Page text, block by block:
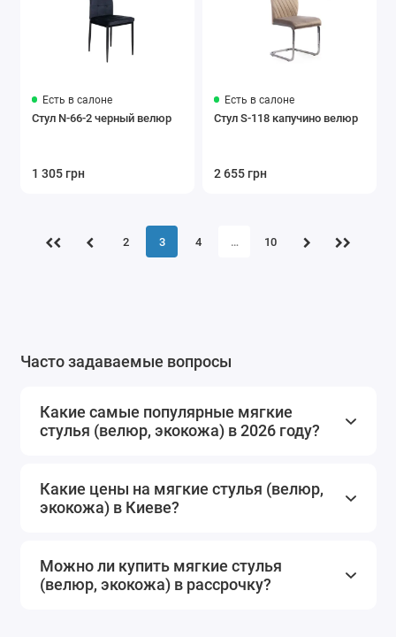
Есть в салоне
Стул N-66-2 черный велюр
1 305 грн
Есть в салоне
Стул S-118 капучино велюр
2 655 грн
2 3 4 … 10
Часто задаваемые вопросы
Какие самые популярные мягкие
стулья (велюр, экокожа) в 2026 году?
Какие цены на мягкие стулья (велюр,
экокожа) в Киеве?
Можно ли купить мягкие стулья
(велюр, экокожа) в рассрочку?